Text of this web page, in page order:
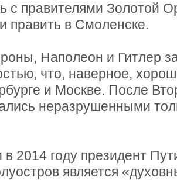
с правителями Золотой
править в Смоленске.
Наполеон и Гитлер
что, наверное,
и Москве. После
неразрушенными
в 2014 году президент
является